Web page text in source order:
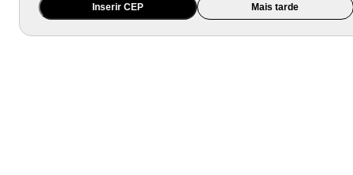
Inserir CEP Mais tarde